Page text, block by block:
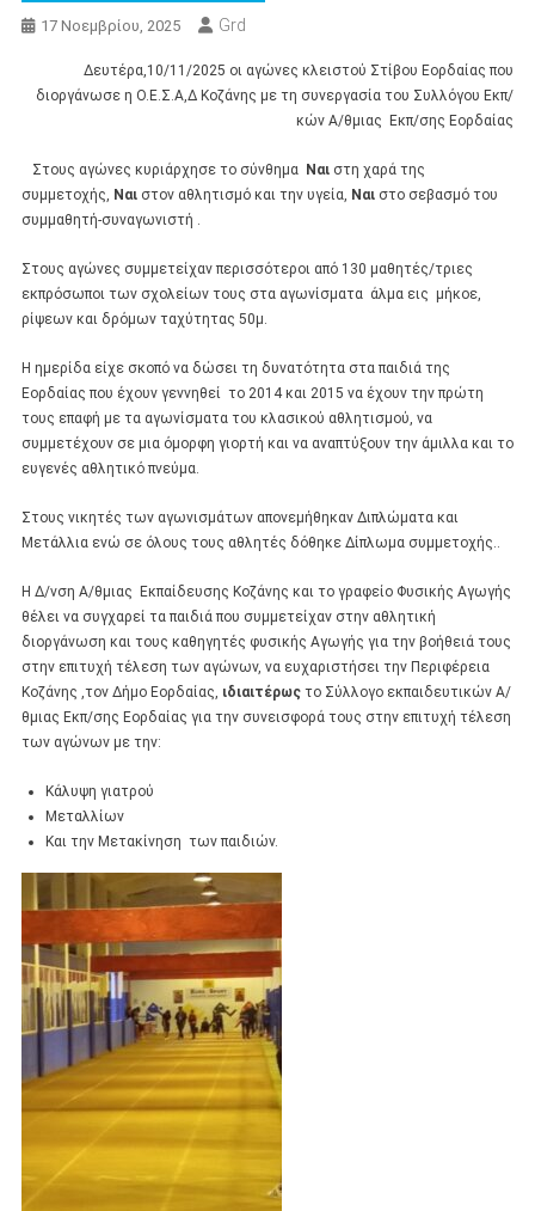
17 Νοεμβρίου, 2025 Grd
Δευτέρα,10/11/2025 οι αγώνες κλειστού Στίβου Εορδαίας που
διοργάνωσε η Ο.Ε.Σ.Α,Δ Κοζάνης με τη συνεργασία του Συλλόγου Εκπ/
κών Α/θμιας Εκπ/σης Εορδαίας
Στους αγώνες κυριάρχησε το σύνθημα Ναιστη χαρά της
συμμετοχής, Ναιστον αθλητισμό και την υγεία, Ναι στο σεβασμό του
συμμαθητή-συναγωνιστή .
Στους αγώνες συμμετείχαν περισσότεροι από 130 μαθητές/τριες
εκπρόσωποι των σχολείων τους στα αγωνίσματα άλμα εις μήκοε,
ρίψεων και δρόμων ταχύτητας 50μ.
Η ημερίδα είχε σκοπό να δώσει τη δυνατότητα στα παιδιά της
Εορδαίας που έχουν γεννηθεί το 2014 και 2015 να έχουν την πρώτη
τους επαφή με τα αγωνίσματα του κλασικού αθλητισμού, να
συμμετέχουν σε μια όμορφη γιορτή και να αναπτύξουν την άμιλλα και το
ευγενές αθλητικό πνεύμα.
Στους νικητές των αγωνισμάτων απονεμήθηκαν Διπλώματα και
Μετάλλια ενώ σε όλους τους αθλητές δόθηκε Δίπλωμα συμμετοχής..
Η Δ/νση Α/θμιας Εκπαίδευσης Κοζάνης και το γραφείο Φυσικής Αγωγής
θέλει να συγχαρεί τα παιδιά που συμμετείχαν στην αθλητική
διοργάνωση και τους καθηγητές φυσικής Αγωγής για την βοήθειά τους
στην επιτυχή τέλεση των αγώνων, να ευχαριστήσει την Περιφέρεια
Κοζάνης ,τον Δήμο Εορδαίας, ιδιαιτέρωςτο Σύλλογο εκπαιδευτικών Α/
θμιας Εκπ/σης Εορδαίας για την συνεισφορά τους στην επιτυχή τέλεση
των αγώνων με την:
Κάλυψη γιατρού
Μεταλλίων
Και την Μετακίνηση των παιδιών.